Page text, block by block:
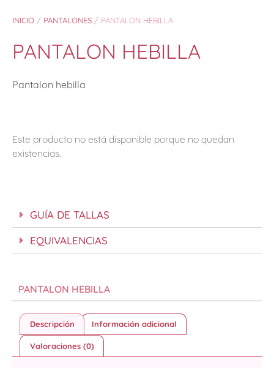
INICIO / PANTALONES / PANTALON HEBILLA
PANTALON HEBILLA
Pantalon hebilla
Este producto no está disponible porque no quedan
existencias.
GUÍA DE TALLAS
EQUIVALENCIAS
PANTALON HEBILLA
Descripción Información adicional
Valoraciones (0)